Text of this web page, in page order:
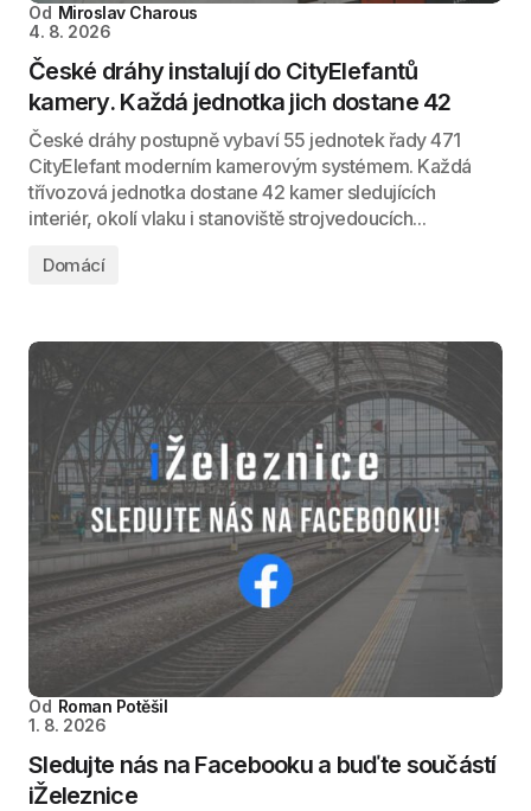
Od Miroslav Charous
4. 8. 2026
České dráhy instalují do CityElefantů
kamery. Každá jednotka jich dostane 42
České dráhy postupně vybaví 55 jednotek řady 471
CityElefant moderním kamerovým systémem. Každá
třívozová jednotka dostane 42 kamer sledujících
interiér, okolí vlaku i stanoviště strojvedoucích...
Domácí
Od Roman Potěšil
1. 8. 2026
Sledujte nás na Facebooku a buďte součástí
iŽeleznice